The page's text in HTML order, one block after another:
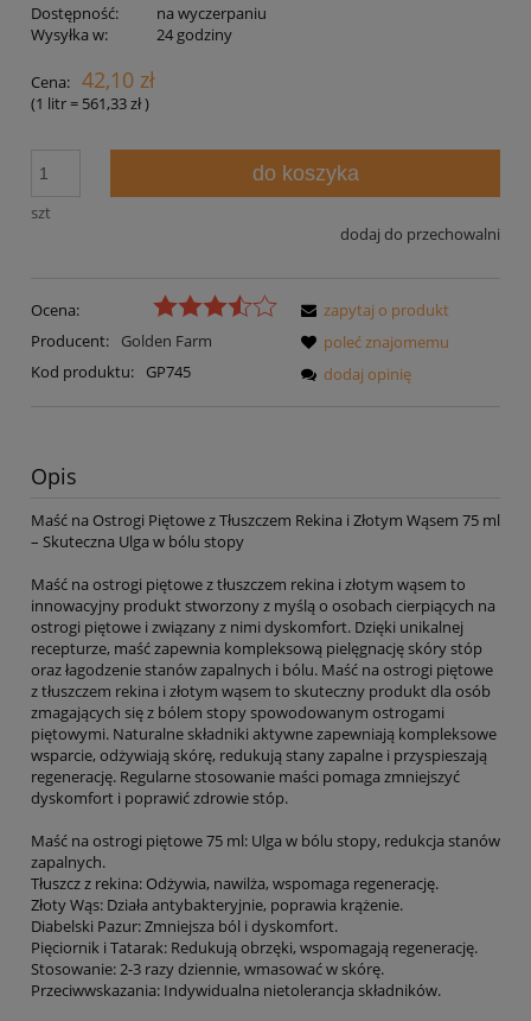
Dostępność:
na wyczerpaniu
Wysyłka w:
24 godziny
Cena: 42,10 zł
(1 litr= 561,33 zł)
szt
do koszyka
dodaj do przechowalni
Ocena:
Producent:
Golden Farm
Kod produktu:
GP745
zapytaj o produkt
poleć znajomemu
dodaj opinię
Opis
Maść na Ostrogi Piętowe z Tłuszczem Rekina i Złotym Wąsem 75 ml
– Skuteczna Ulga w bólu stopy
Maść na ostrogi piętowe z tłuszczem rekina i złotym wąsem to
innowacyjny produkt stworzony z myślą o osobach cierpiących na
ostrogi piętowe i związany z nimi dyskomfort. Dzięki unikalnej
recepturze, maść zapewnia kompleksową pielęgnację skóry stóp
oraz łagodzenie stanów zapalnych i bólu. Maść na ostrogi piętowe
z tłuszczem rekina i złotym wąsem to skuteczny produkt dla osób
zmagających się z bólem stopy spowodowanym ostrogami
piętowymi. Naturalne składniki aktywne zapewniają kompleksowe
wsparcie, odżywiają skórę, redukują stany zapalne i przyspieszają
regenerację. Regularne stosowanie maści pomaga zmniejszyć
dyskomfort i poprawić zdrowie stóp.
Maść na ostrogi piętowe 75 ml: Ulga w bólu stopy, redukcja stanów
zapalnych.
Tłuszcz z rekina: Odżywia, nawilża, wspomaga regenerację.
Złoty Wąs: Działa antybakteryjnie, poprawia krążenie.
Diabelski Pazur: Zmniejsza ból i dyskomfort.
Pięciornik i Tatarak: Redukują obrzęki, wspomagają regenerację.
Stosowanie: 2-3 razy dziennie, wmasować w skórę.
Przeciwwskazania: Indywidualna nietolerancja składników.